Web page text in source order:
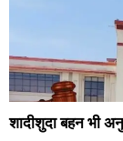
शादीशुदा बहन भी